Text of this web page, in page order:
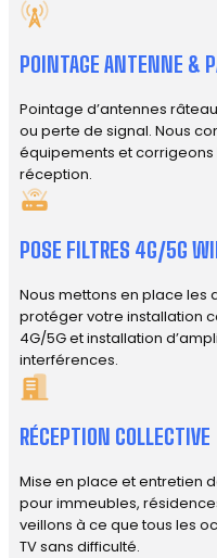
POINTAGE ANTENNE &
Pointage d’antennes
ou perte de signal. Nous
équipements et corrigeons
réception.
POSE FILTRES 4G/5G
Nous mettons en place les
protéger votre installation
4G/5G et installation
interférences.
RÉCEPTION COLLECTIVE
Mise en place et entretien
pour immeubles,
veillons à ce que tous les
TV sans difficulté.